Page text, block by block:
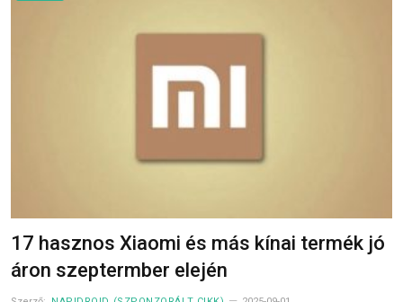
17 hasznos Xiaomi és más kínai termék jó
áron szeptermber elején